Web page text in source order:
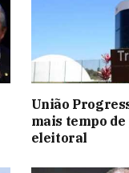
União
mais tempo
eleitoral